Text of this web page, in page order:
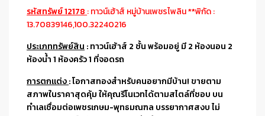
รหัสทรัพย์ 12178 : ทาวน์เฮ้าส์ หมู่บ้านเพชรไพลิน **พิกัด :
13.70839146,100.32240216
ประเภททรัพย์สิน : ทาวน์เฮ้าส์ 2 ชั้น พร้อมอยู่ มี 2 ห้องนอน 2
ห้องน้ำ 1 ห้องครัว 1 ที่จอดรถ
การตกแต่ง: โอกาสทองสำหรับคนอยากมีบ้าน! ขายตาม
สภาพในราคาสุดคุ้ม ให้คุณรีโนเวทได้ตามสไตล์ที่ชอบ บน
ทำเลเชื่อมต่อเพชรเกษม-พุทธมณฑล บรรยากาศสงบ ไม่